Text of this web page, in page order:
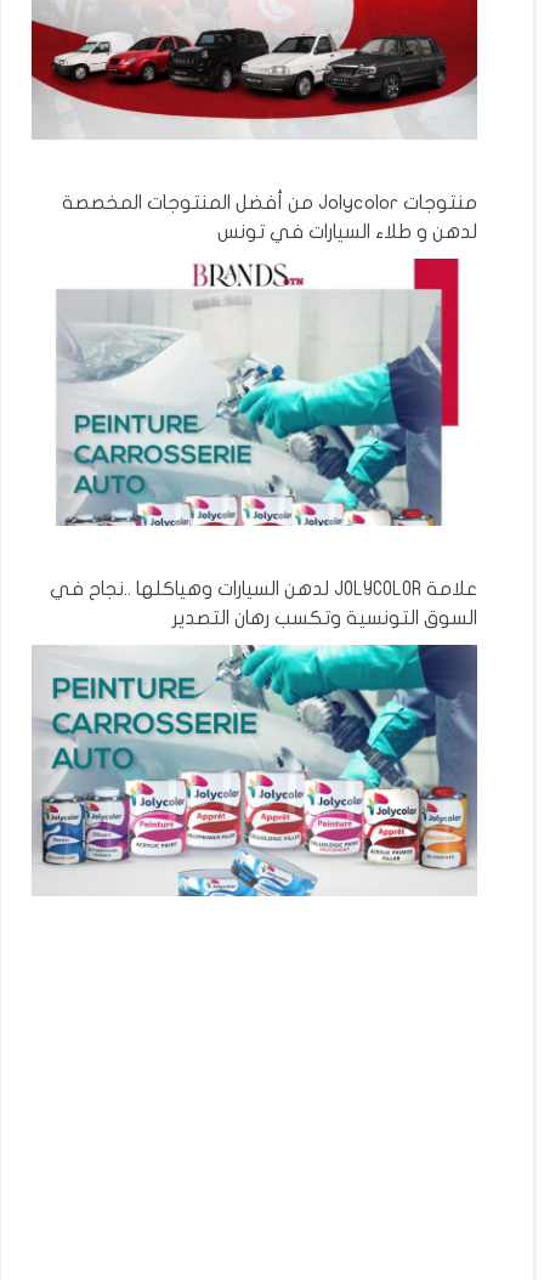
منتوجات Jolycolor من أفضل المنتوجات المخصصة
لدهن و طلاء السيارات في تونس
علامة JOLYCOLOR لدهن السيارات وهياكلها ..نجاح في
السوق التونسية وتكسب رهان التصدير